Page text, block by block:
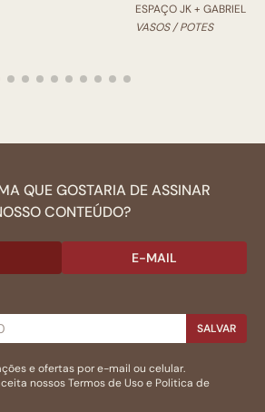
ESPAÇO JK + GABRIEL
VASOS / POTES
QUE GOSTARIA DE ASSINAR
CONTEÚDO?
E-MAIL
SALVAR
e ofertas por e-mail ou celular.
nossosTermos de Usoe Politica de